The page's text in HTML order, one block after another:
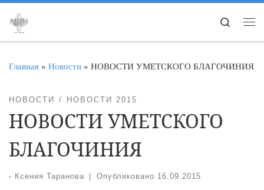
Перейти к содержимому
Search
Главная » Новости » НОВОСТИ УМЕТСКОГО БЛАГОЧИНИЯ
НОВОСТИ НОВОСТИ 2015
НОВОСТИ УМЕТСКОГО
БЛАГОЧИНИЯ
- Ксения Таранова Опубликовано 16.09.2015